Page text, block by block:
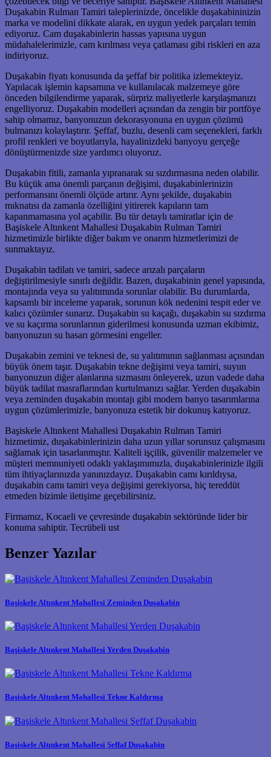
Duşakabin Rulman Tamiri taleplerinizde, öncelikle duşakabininizin
marka ve modelini dikkate alarak, en uygun yedek parçaları temin
ediyoruz. Cam duşakabinlerin hassas yapısına uygun
müdahalelerimizle, cam kırılması veya çatlaması gibi riskleri en aza
indiriyoruz.
Duşakabin fiyatı konusunda da şeffaf bir politika izlemekteyiz.
Yapılacak işlemin kapsamına ve kullanılacak malzemeye göre
önceden bilgilendirme yaparak, sürpriz maliyetlerle karşılaşmanızı
engelliyoruz. Duşakabin modelleri açısından da zengin bir portföye
sahip olmamız, banyonuzun dekorasyonuna en uygun çözümü
bulmanızı kolaylaştırır. Şeffaf, buzlu, desenli cam seçenekleri, farklı
profil renkleri ve boyutlarıyla, hayalinizdeki banyoyu gerçeğe
dönüştürmenizde size yardımcı oluyoruz.
Duşakabin fitili, zamanla yıpranarak su sızdırmasına neden olabilir.
Bu küçük ama önemli parçanın değişimi, duşakabinlerinizin
performansını önemli ölçüde artırır. Aynı şekilde, duşakabin
mıknatısı da zamanla özelliğini yitirerek kapıların tam
kapanmamasına yol açabilir. Bu tür detaylı tamiratlar için de
Başiskele Altınkent Mahallesi Duşakabin Rulman Tamiri
hizmetimizle birlikte diğer bakım ve onarım hizmetlerimizi de
sunmaktayız.
Duşakabin tadilatı ve tamiri, sadece arızalı parçaların
değiştirilmesiyle sınırlı değildir. Bazen, duşakabinin genel yapısında,
montajında veya su yalıtımında sorunlar olabilir. Bu durumlarda,
kapsamlı bir inceleme yaparak, sorunun kök nedenini tespit eder ve
kalıcı çözümler sunarız. Duşakabin su kaçağı, duşakabin su sızdırma
ve su kaçırma sorunlarının giderilmesi konusunda uzman ekibimiz,
banyonuzun su hasarı görmesini engeller.
Duşakabin zemini ve teknesi de, su yalıtımının sağlanması açısından
büyük önem taşır. Duşakabin tekne değişimi veya tamiri, suyun
banyonuzun diğer alanlarına sızmasını önleyerek, uzun vadede daha
büyük tadilat masraflarından kurtulmanızı sağlar. Yerden duşakabin
veya zeminden duşakabin montajı gibi modern banyo tasarımlarına
uygun çözümlerimizle, banyonuza estetik bir dokunuş katıyoruz.
Başiskele Altınkent Mahallesi Duşakabin Rulman Tamiri
hizmetimiz, duşakabinlerinizin daha uzun yıllar sorunsuz çalışmasını
sağlamak için tasarlanmıştır. Kaliteli işçilik, güvenilir malzemeler ve
müşteri memnuniyeti odaklı yaklaşımımızla, duşakabinlerinizle ilgili
tüm ihtiyaçlarınızda yanınızdayız. Duşakabin camı kırıldıysa,
duşakabin camı tamiri veya değişimi gerekiyorsa, hiç tereddüt
etmeden bizimle iletişime geçebilirsiniz.
Firmamız, Kocaeli ve çevresinde duşakabin sektöründe lider bir
konuma sahiptir. Tecrübeli ust
Benzer Yazılar
Başiskele Altınkent Mahallesi Zeminden Duşakabin
Başiskele Altınkent Mahallesi Yerden Duşakabin
Başiskele Altınkent Mahallesi Tekne Kaldırma
Başiskele Altınkent Mahallesi Şeffaf Duşakabin